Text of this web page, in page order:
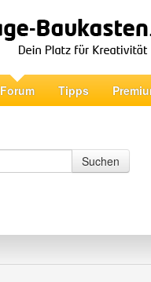
Forum Tipps
Suchen